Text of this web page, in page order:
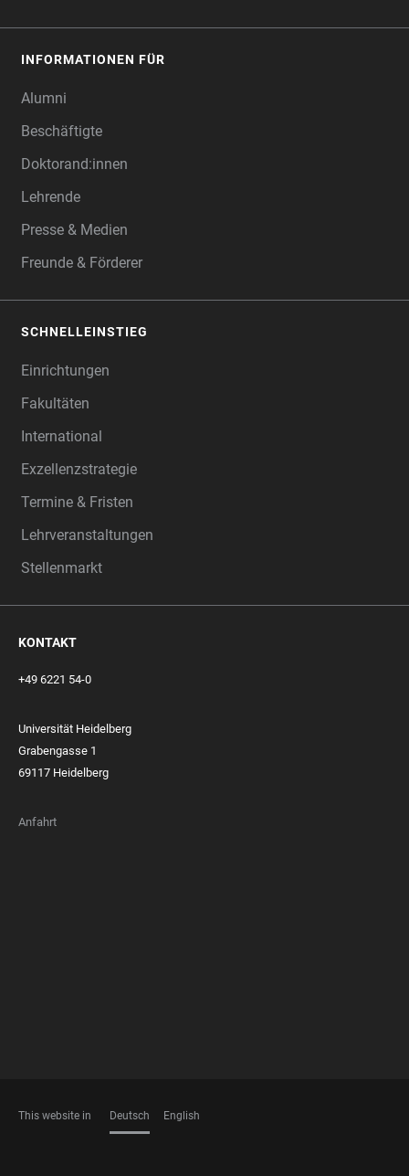
INFORMATIONEN FÜR
Alumni
Beschäftigte
Doktorand:innen
Lehrende
Presse & Medien
Freunde & Förderer
SCHNELLEINSTIEG
Einrichtungen
Fakultäten
International
Exzellenzstrategie
Termine & Fristen
Lehrveranstaltungen
Stellenmarkt
KONTAKT
+49 6221 54-0
Universität Heidelberg
Grabengasse 1
69117 Heidelberg
Anfahrt
This website in Deutsch English